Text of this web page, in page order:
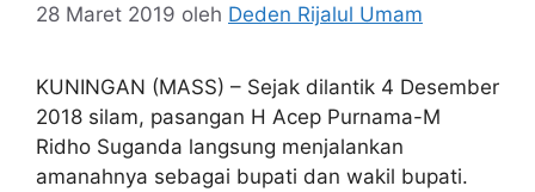
28 Maret 2019 oleh Deden Rijalul Umam
KUNINGAN (MASS) – Sejak dilantik 4 Desember
2018 silam, pasangan H Acep Purnama-M
Ridho Suganda langsung menjalankan
amanahnya sebagai bupati dan wakil bupati.